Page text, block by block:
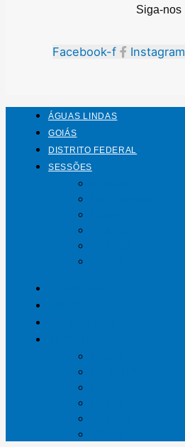
Siga-nos
Facebook-f Instagram
ÁGUAS LINDAS
GOIÁS
DISTRITO FEDERAL
SESSÕES